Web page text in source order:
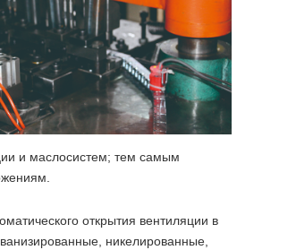
и маслосистем; тем самым
открытия вентиляции в
никелированные,